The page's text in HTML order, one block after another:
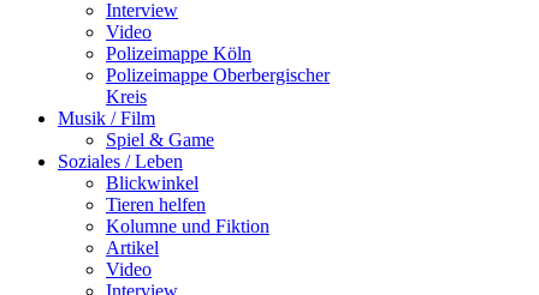
Interview
Video
Polizeimappe Köln
Polizeimappe Oberbergischer
Kreis
Musik / Film
Spiel & Game
Soziales / Leben
Blickwinkel
Tieren helfen
Kolumne und Fiktion
Artikel
Video
Interview